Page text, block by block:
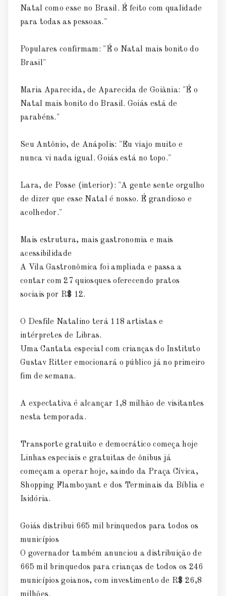
Natal como esse no Brasil. É feito com qualidade
para todas as pessoas."
Populares confirmam: "É o Natal mais bonito do
Brasil"
Maria Aparecida, de Aparecida de Goiânia: "É o
Natal mais bonito do Brasil. Goiás está de
parabéns."
Seu Antônio, de Anápolis: "Eu viajo muito e
nunca vi nada igual. Goiás está no topo."
Lara, de Posse (interior): "A gente sente orgulho
de dizer que esse Natal é nosso. É grandioso e
acolhedor."
Mais estrutura, mais gastronomia e mais
acessibilidade
A Vila Gastronômica foi ampliada e passa a
contar com 27 quiosques oferecendo pratos
sociais por R$ 12.
O Desfile Natalino terá 118 artistas e
intérpretes de Libras.
Uma Cantata especial com crianças do Instituto
Gustav Ritter emocionará o público já no primeiro
fim de semana.
A expectativa é alcançar 1,8 milhão de visitantes
nesta temporada.
Transporte gratuito e democrático começa hoje
Linhas especiais e gratuitas de ônibus já
começam a operar hoje, saindo da Praça Cívica,
Shopping Flamboyant e dos Terminais da Bíblia e
Isidória.
Goiás distribui 665 mil brinquedos para todos os
municípios
O governador também anunciou a distribuição de
665 mil brinquedos para crianças de todos os 246
municípios goianos, com investimento de R$ 26,8